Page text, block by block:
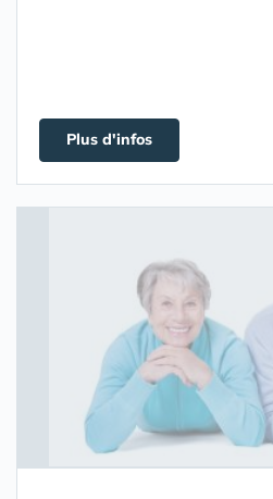
Plus d'infos